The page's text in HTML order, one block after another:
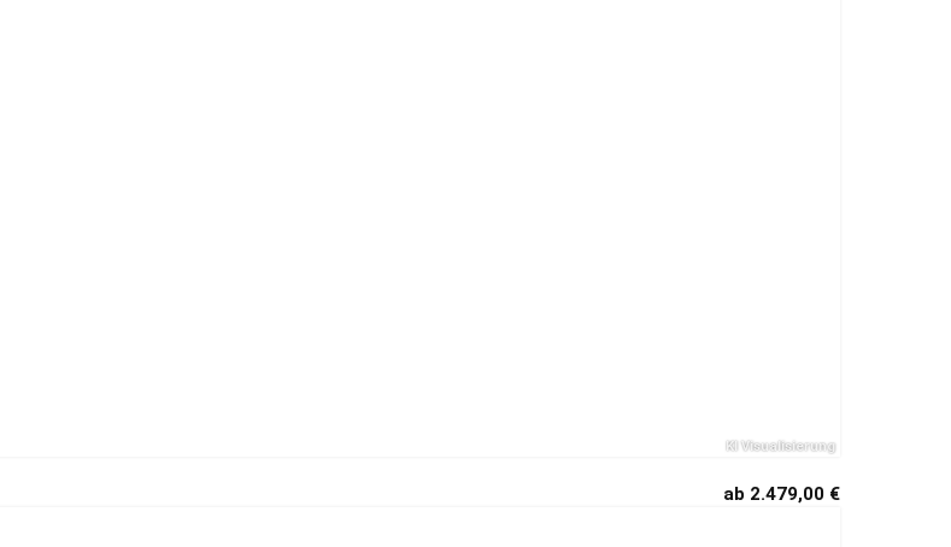
ab 2.479,00 €